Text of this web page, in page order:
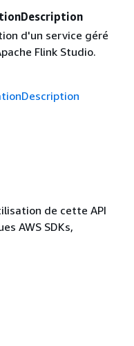
d'un service géré
Flink Studio.
de cette API
AWS SDKs,